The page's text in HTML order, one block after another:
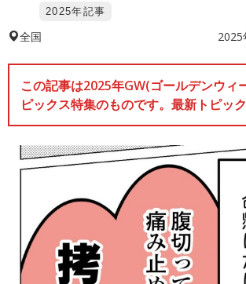
2025年記事
全国 2025
この記事は2025年GW(ゴールデンウィ
ピックス特集のものです。最新トピッ